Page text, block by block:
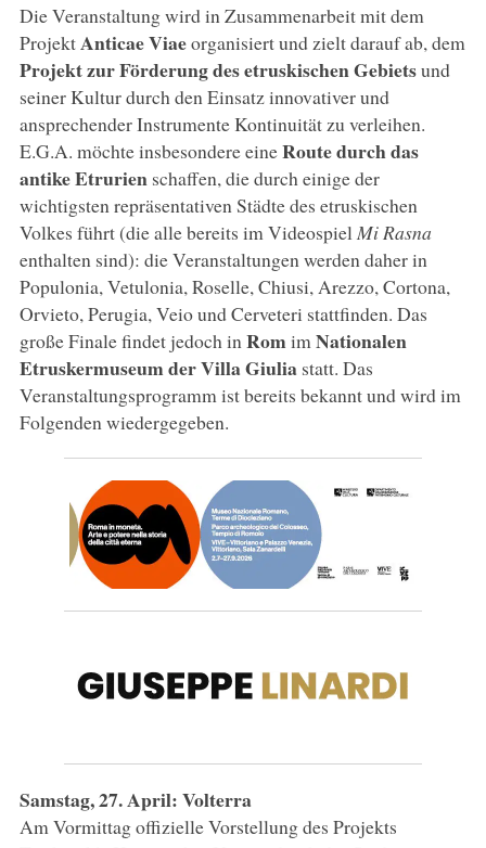
Die Veranstaltung wird in Zusammenarbeit mit dem
ProjektAnticae Viaeorganisiert und zielt darauf ab, dem
Projekt zur Förderung des etruskischen Gebietsund
seiner Kultur durch den Einsatz innovativer und
ansprechender Instrumente Kontinuität zu verleihen.
E.G.A. möchte insbesondere eineRoute durch das
antike Etrurien schaffen, die durch einige der
wichtigsten repräsentativen Städte des etruskischen
Volkes führt (die alle bereits im Videospiel Mi Rasna
enthalten sind): die Veranstaltungen werden daher in
Populonia, Vetulonia, Roselle, Chiusi, Arezzo, Cortona,
Orvieto, Perugia, Veio und Cerveteri stattfinden. Das
große Finale findet jedoch in Romim Nationalen
Etruskermuseum der Villa Giulia statt. Das
Veranstaltungsprogramm ist bereits bekannt und wird im
Folgenden wiedergegeben.
Samstag, 27. April: Volterra
Am Vormittag offizielle Vorstellung des Projekts